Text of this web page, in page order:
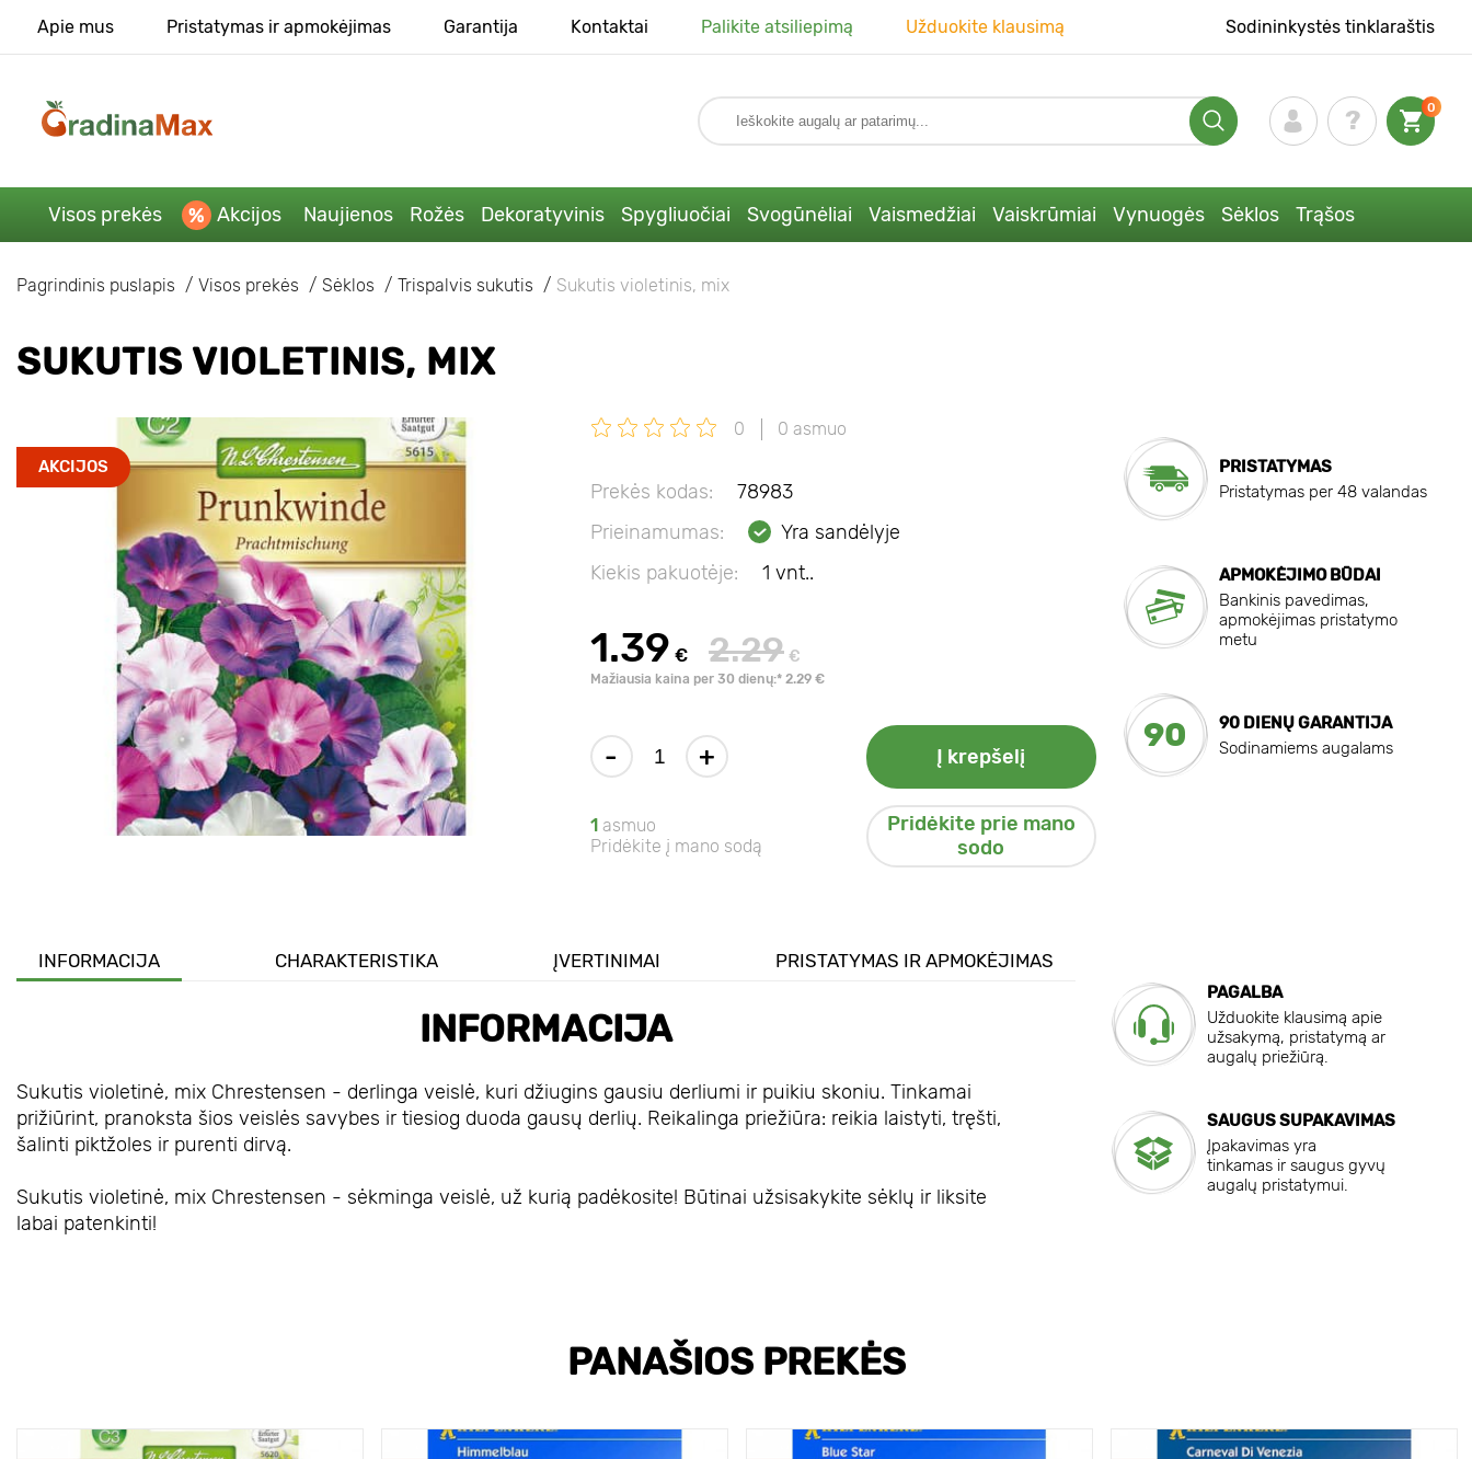
Apie mus Pristatymas ir apmokėjimas Garantija Kontaktai Palikite atsiliepimą Užduokite klausimą Sodininkystės tinklaraštis
0
Visos prekės Akcijos Naujienos Rožės Dekoratyvinis Spygliuočiai Svogūnėliai Vaismedžiai Vaiskrūmiai Vynuogės Sėklos Trąšos
Pagrindinis puslapis Visos prekės Sėklos Trispalvis sukutis Sukutis violetinis, mix
SUKUTIS VIOLETINIS, MIX
AKCIJOS
0 0 asmuo
Prekės kodas:
78983
Prieinamumas:
Yra sandėlyje
Kiekis pakuotėje:
1 vnt..
1.39 € 2.29 €
Mažiausia kaina per 30 dienų:* 2.29 €
- + Į krepšelį
1 asmuo
Pridėkite į mano sodą
Pridėkite prie mano
sodo
PRISTATYMAS
Pristatymas per 48 valandas
APMOKĖJIMO BŪDAI
Bankinis pavedimas,
apmokėjimas pristatymo
metu
90
90 DIENŲ GARANTIJA
Sodinamiems augalams
INFORMACIJA CHARAKTERISTIKA ĮVERTINIMAI PRISTATYMAS IR APMOKĖJIMAS
INFORMACIJA
Sukutis violetinė, mix Chrestensen - derlinga veislė, kuri džiugins gausiu derliumi ir puikiu skoniu. Tinkamai
prižiūrint, pranoksta šios veislės savybes ir tiesiog duoda gausų derlių. Reikalinga priežiūra: reikia laistyti, tręšti,
šalinti piktžoles ir purenti dirvą.
Sukutis violetinė, mix Chrestensen - sėkminga veislė, už kurią padėkosite! Būtinai užsisakykite sėklų ir liksite
labai patenkinti!
PAGALBA
Užduokite klausimą apie
užsakymą, pristatymą ar
augalų priežiūrą.
SAUGUS SUPAKAVIMAS
Įpakavimas yra
tinkamas ir saugus gyvų
augalų pristatymui.
PANAŠIOS PREKĖS